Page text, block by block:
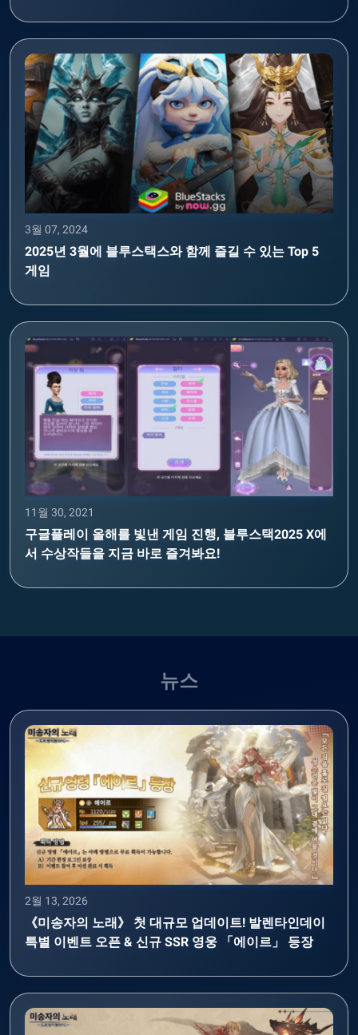
3월 07, 2024
2025년 3월에 블루스택스와 함께 즐길 수 있는 Top 5
게임
11월 30, 2021
구글플레이 올해를 빛낸 게임 진행, 블루스택2025 X에
서 수상작들을 지금 바로 즐겨봐요!
뉴스
2월 13, 2026
《미송자의 노래》 첫 대규모 업데이트! 발렌타인데이
특별 이벤트 오픈 & 신규 SSR 영웅 「에이르」 등장